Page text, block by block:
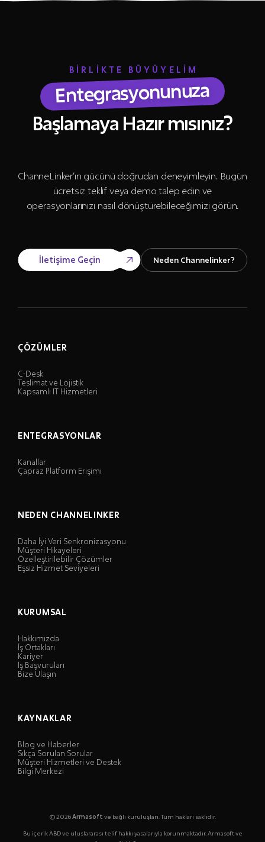
BİRLİKTE BÜYÜYELİM
Entegrasyonunuza
Başlamaya Hazır mısınız?
ChanneLinker’ın gücünü doğrudan deneyimleyin. Bugün
ücretsiz teklif veya demo talep edin ve
operasyonlarınızı nasıl dönüştürebileceğimizi görün.
İletişime Geçin Neden Channelinker?
ÇÖZÜMLER
C-Desk
Teslimat ve Lojistik
Kapsamlı IT Hizmetleri
ENTEGRASYONLAR
Kanallar
Çapraz Platform Erişimi
NEDEN CHANNELINKER
Daha İyi Veri Senkronizasyonu
Müşteri Hikayeleri
Özelleştirilebilir Çözümler
Eşsiz Hizmet Seviyeleri
KURUMSAL
Hakkımızda
İş Ortakları
Kariyer
İş Başvuruları
Bize Ulaşın
KAYNAKLAR
Blog ve Haberler
Sıkça Sorulan Sorular
Müşteri Hizmetleri ve Destek
Bilgi Merkezi
© 2026Armasoft ve bağlı kuruluşları. Tüm hakları saklıdır.
Bu içerik ABD ve uluslararası telif hakkı yasalarıyla korunmaktadır. Armasoft ve